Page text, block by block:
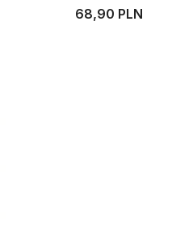
68,90 PLN